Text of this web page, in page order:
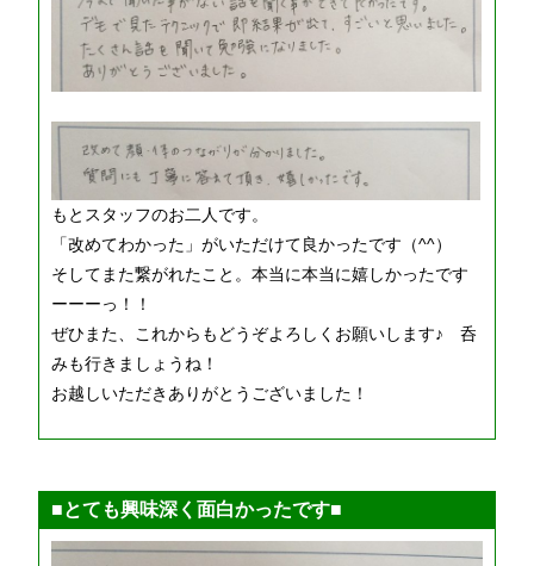
もとスタッフのお二人です。
「改めてわかった」がいただけて良かったです（^^）
そしてまた繋がれたこと。本当に本当に嬉しかったです
ーーーっ！！
ぜひまた、これからもどうぞよろしくお願いします♪ 呑
みも行きましょうね！
お越しいただきありがとうございました！
■とても興味深く面白かったです■